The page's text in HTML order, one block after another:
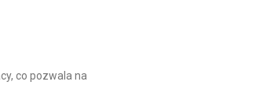
co pozwala na